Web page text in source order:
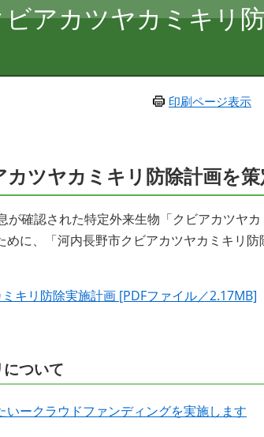
アカツヤカミキリ
印刷ページ表示
ツヤカミキリ防除計画を策
確認された特定外来生物「クビアカツヤ
に、「河内長野市クビアカツヤカミキリ
キリ防除実施計画 [PDFファイル／2.17MB]
ついて
いークラウドファンディングを実施します